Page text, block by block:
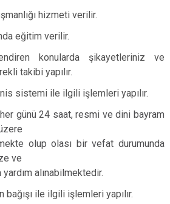
hizmeti verilir.
eğitim verilir.
konularda şikayetleriniz ve
takibi yapılır.
sistemi ile ilgili işlemleri yapılır.
günü 24 saat, resmi ve dini bayram
olup olası bir vefat durumunda
ve
alınabilmektedir.
bağışı ile ilgili işlemleri yapılır.